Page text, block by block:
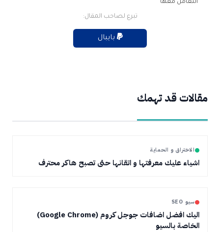
التعامل معها
تبرع لصاحب المقال:
مقالات قد تهمك
الاختراق و الحماية
اشياء عليك معرفتها و اتقانها حتى تصبح هاكر محترف
سيو SEO
اليك افضل اضافات جوجل كروم (Google Chrome)
الخاصة بالسيو